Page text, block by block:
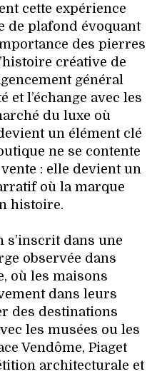
cette expérience
de plafond évoquant
des pierres
créative de
général
l’échange avec les
du luxe où
un élément clé
ne se contente
: elle devient un
où la marque
histoire.
s’inscrit dans une
observée dans
où les maisons
dans leurs
des destinations
les musées ou les
Vendôme, Piaget
architecturale et